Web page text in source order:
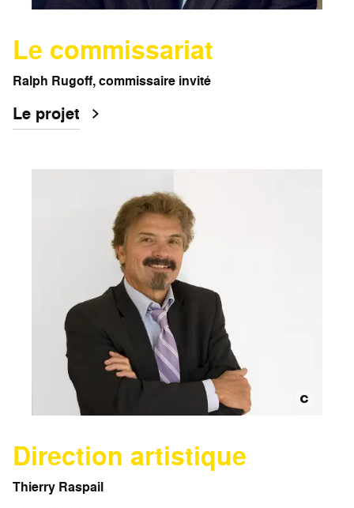
Le commissariat
Ralph Rugoff, commissaire invité
Le projet
Direction artistique
Thierry Raspail